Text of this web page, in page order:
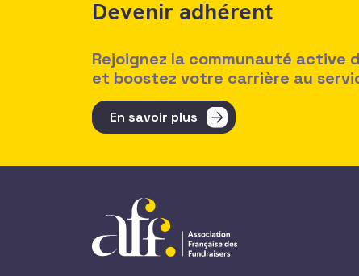
Devenir adhérent
Rejoignez la communauté
et boostez votre carrière au
En savoir plus